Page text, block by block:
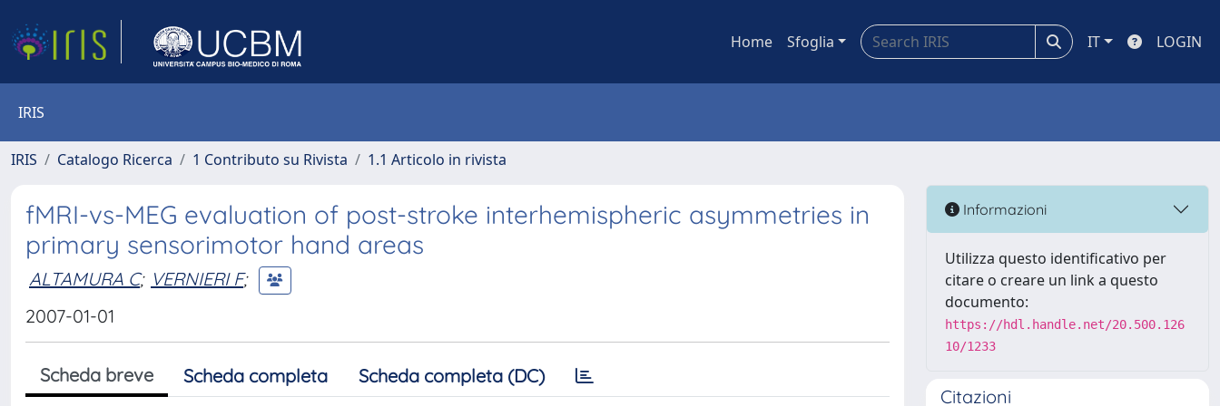
Home Sfoglia IT LOGIN
IRIS
IRIS Catalogo Ricerca 1 Contributo su Rivista 1.1 Articolo in rivista
fMRI-vs-MEG evaluation of post-stroke interhemispheric asymmetries in
primary sensorimotor hand areas
ALTAMURA C; VERNIERI F;
2007-01-01
Scheda breve Scheda completa Scheda completa (DC)
Informazioni
Utilizza questo identificativo per
citare o creare un link a questo
documento:
https://hdl.handle.net/20.500.126
10/1233
Citazioni